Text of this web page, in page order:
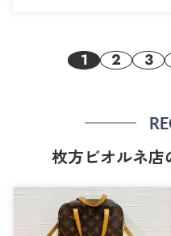
1 2 3
枚方ビオルネ店